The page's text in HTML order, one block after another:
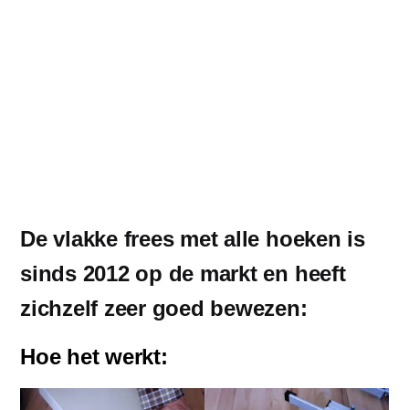
De vlakke frees met alle hoeken is
sinds 2012 op de markt en heeft
zichzelf zeer goed bewezen:
Hoe het werkt: